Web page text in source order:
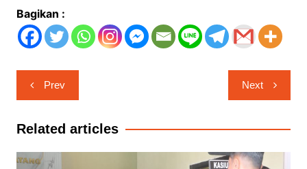
Bagikan :
Navigasi
pos
Prev Next
Related articles